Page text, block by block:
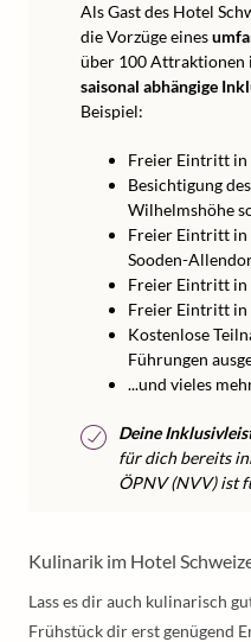
Als Gast des Hotel
die Vorzüge eines
über 100 Attraktionen
saisonal abhängige
Beispiel:
Freier Eintritt in
Besichtigung
Wilhelmshöhe
Freier Eintritt in
Sooden-
Freier Eintritt in
Freier Eintritt
Kostenlose
Führungen
...und vieles
Deine
für dich bereits
ÖPNV (NVV) ist
Kulinarik im Hotel
Lass es dir auch kulinarisch
Frühstück dir erst genügend